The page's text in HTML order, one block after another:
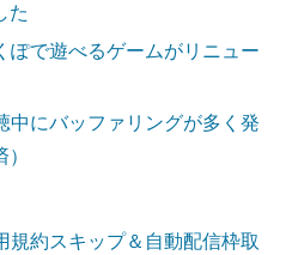
た
ぽで遊べるゲームがリニュー
中にバッファリングが多く発
規約スキップ＆自動配信枠取